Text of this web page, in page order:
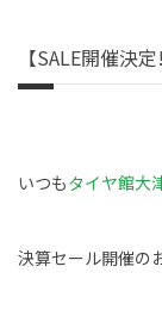
【SALE開催決
いつもタイヤ館大
決算セール開催の